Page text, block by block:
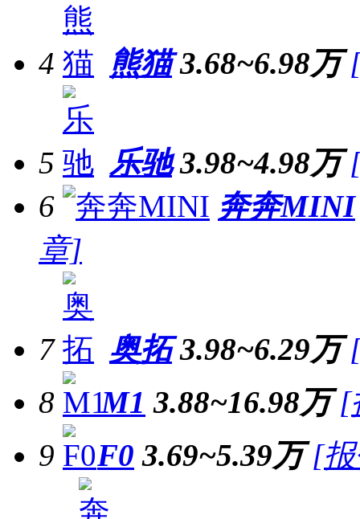
4 熊猫 3.68~6.98万
5 乐驰 3.98~4.98万
6
奔奔MINI
章]
7 奥拓 3.98~6.29万
8
M1 3.88~16.98万 [
9
F0 3.69~5.39万 [